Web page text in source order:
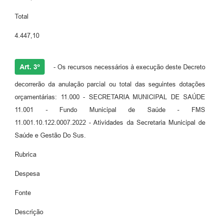
Total
4.447,10
Art. 3º - Os recursos necessários à execução deste Decreto
decorrerão da anulação parcial ou total das seguintes dotações
orçamentárias: 11.000 - SECRETARIA MUNICIPAL DE SAÚDE
11.001 - Fundo Municipal de Saúde - FMS
11.001.10.122.0007.2022 - Atividades da Secretaria Municipal de
Saúde e Gestão Do Sus.
Rubrica
Despesa
Fonte
Descrição